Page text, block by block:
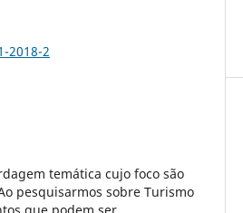
2018-2
temática cujo foco são
pesquisarmos sobre Turismo